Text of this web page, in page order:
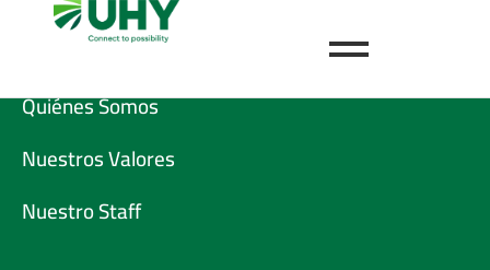
Conócenos
Quiénes Somos
Nuestros Valores
Nuestro Staff